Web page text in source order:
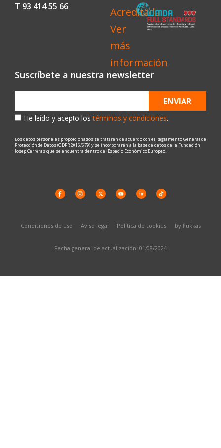
T 93 414 55 66
Suscríbete a nuestra newsletter
He leído y acepto lostérminos y condiciones.
ENVIAR
Los datos personales proporcionados se tratarán de acuerdo con el Reglamento General de
Protección de Datos (GDPR 2016/679) y se incorporarán a la base de datos de la Fundación
Josep Carreras que se encuentra dentro del Espacio Económico Europeo.
Condiciones de uso Aviso legal Política de cookies by Pukkas
Fecha general de actualización: 01/08/2024